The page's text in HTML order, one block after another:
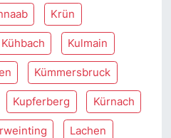
Krün
Kühbach Kulmain
Kümmersbruck
Kupferberg Kürnach
Lachen